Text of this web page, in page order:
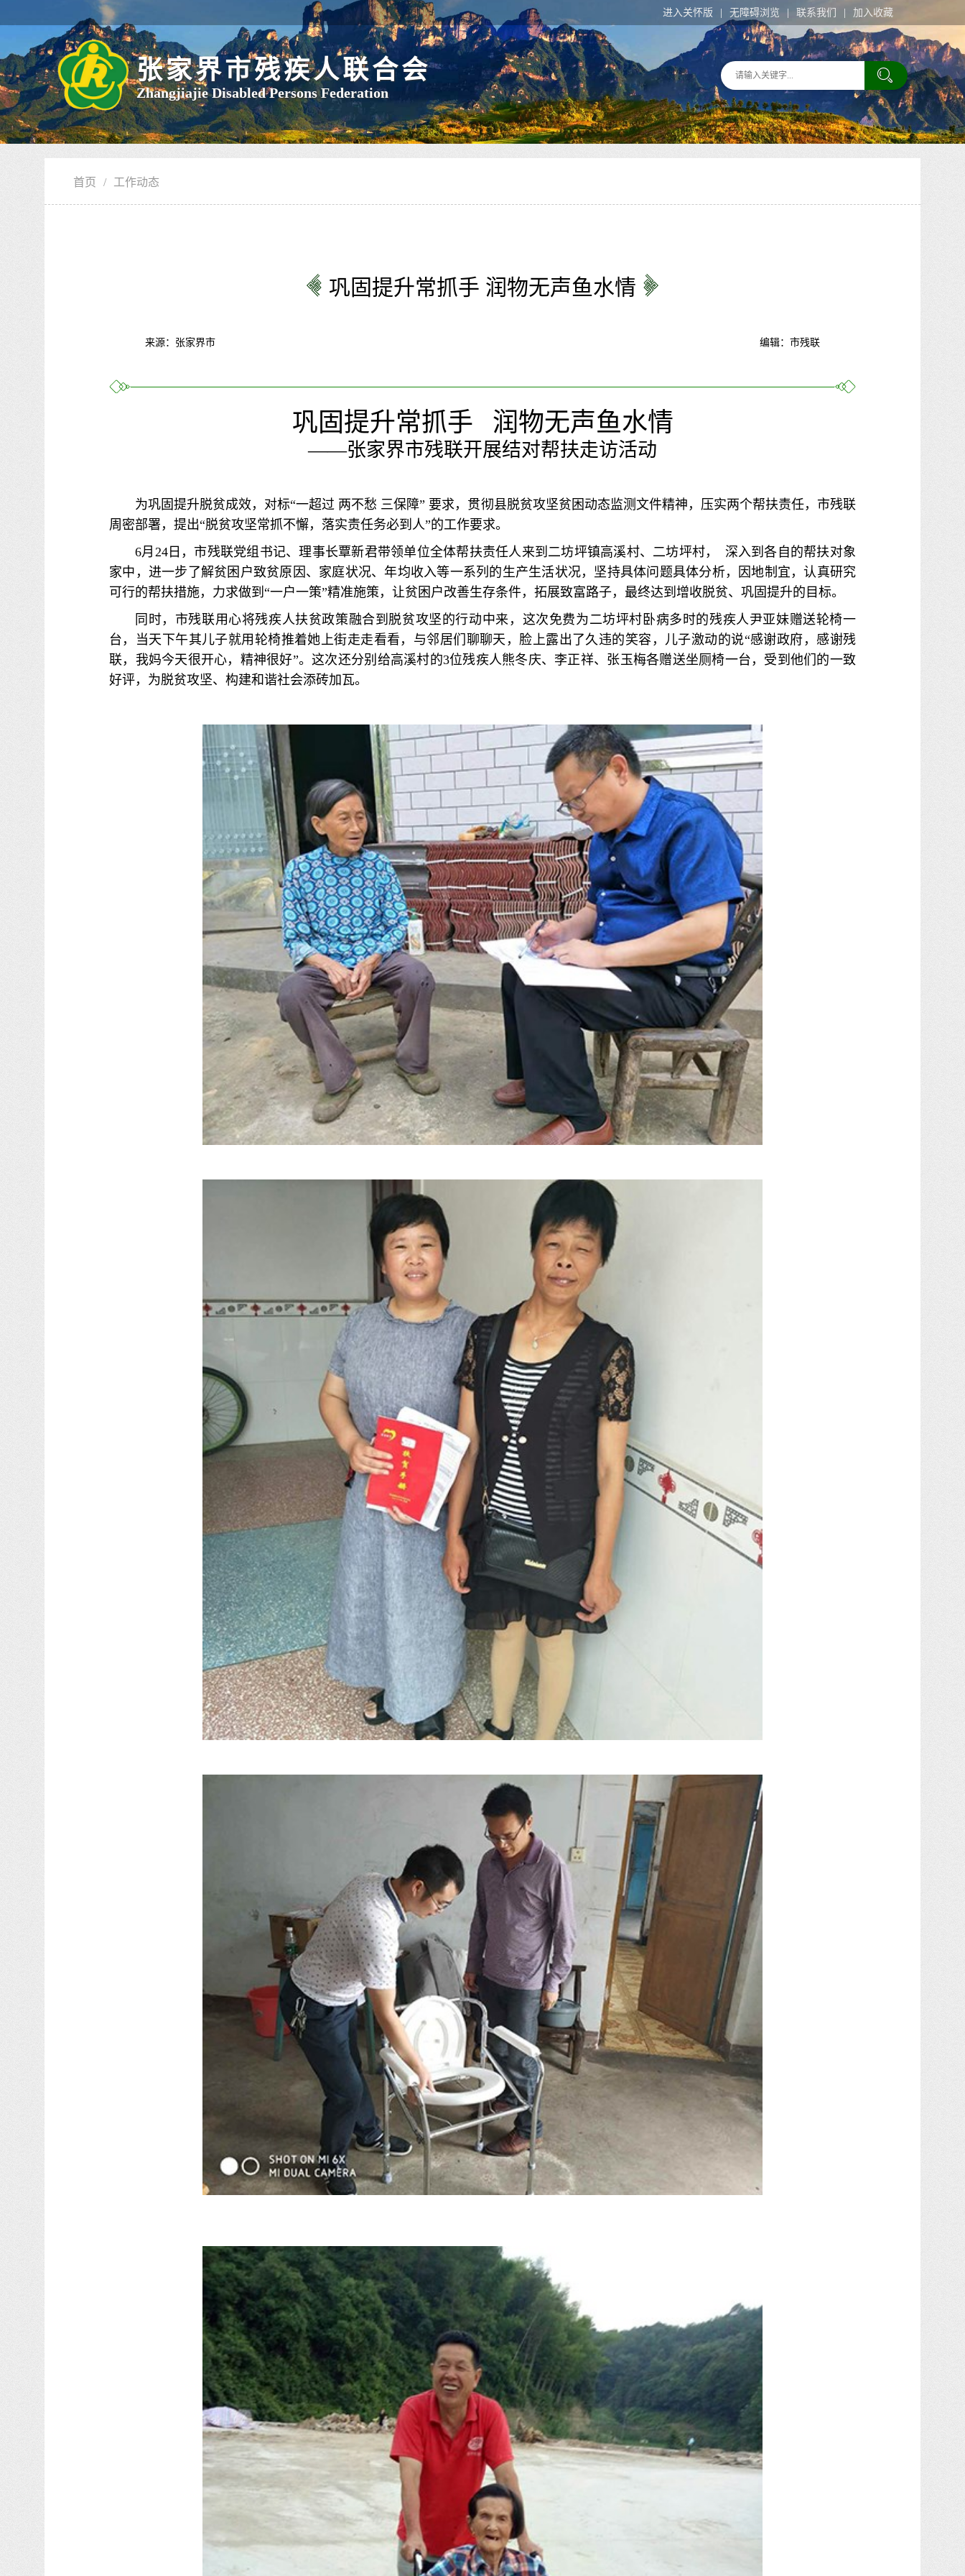
进入关怀版 无障碍浏览 联系我们 加入收藏
张家界市残疾人联合会
Zhangjiajie Disabled Persons Federation
首页 / 工作动态
巩固提升常抓手 润物无声鱼水情
来源：张家界市 编辑：市残联
巩固提升常抓手 润物无声鱼水情
——张家界市残联开展结对帮扶走访活动
为巩固提升脱贫成效，对标“一超过 两不愁 三保障” 要求，贯彻县脱贫攻坚贫困动态监测文件精神，压实两个帮扶责任，市残联
周密部署，提出“脱贫攻坚常抓不懈，落实责任务必到人”的工作要求。
6月24日，市残联党组书记、理事长覃新君带领单位全体帮扶责任人来到二坊坪镇高溪村、二坊坪村， 深入到各自的帮扶对象
家中，进一步了解贫困户致贫原因、家庭状况、年均收入等一系列的生产生活状况，坚持具体问题具体分析，因地制宜，认真研究
可行的帮扶措施，力求做到“一户一策”精准施策，让贫困户改善生存条件，拓展致富路子，最终达到增收脱贫、巩固提升的目标。
同时，市残联用心将残疾人扶贫政策融合到脱贫攻坚的行动中来，这次免费为二坊坪村卧病多时的残疾人尹亚妹赠送轮椅一
台，当天下午其儿子就用轮椅推着她上街走走看看，与邻居们聊聊天，脸上露出了久违的笑容，儿子激动的说“感谢政府，感谢残
联，我妈今天很开心，精神很好”。这次还分别给高溪村的3位残疾人熊冬庆、李正祥、张玉梅各赠送坐厕椅一台，受到他们的一致
好评，为脱贫攻坚、构建和谐社会添砖加瓦。